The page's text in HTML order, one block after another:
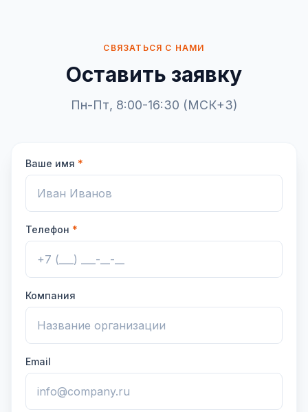
СВЯЗАТЬСЯ С НАМИ
Оставить заявку
Пн-Пт, 8:00-16:30 (МСК+3)
Ваше имя *
Телефон *
Компания
Email